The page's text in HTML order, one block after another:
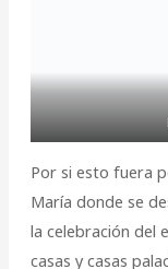
Por si esto fuera
María donde se
la celebración del
casas y casas